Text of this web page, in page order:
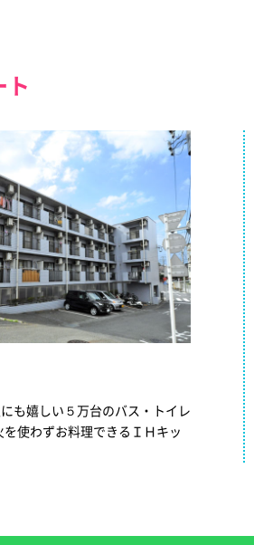
も嬉しい５万台のバス・トイレ
使わずお料理できるＩＨキッ